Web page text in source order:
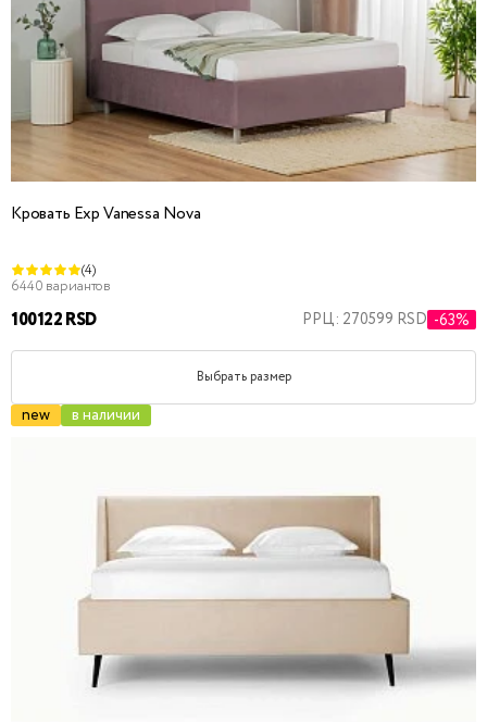
Кровать Exp Vanessa Nova
(4)
6440 вариантов
100122 RSD РРЦ: 270599 RSD -63%
Выбрать размер
new в наличии